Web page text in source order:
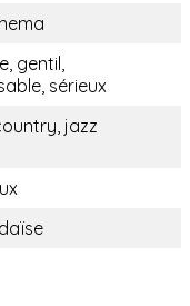
gentil,
sérieux
jazz